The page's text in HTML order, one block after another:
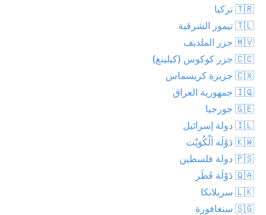
🇹🇷 تركيا
🇹🇱 تيمور الشرقية
🇲🇻 جزر الملديف
🇨🇨 جزر كوكوس (كيلينغ)
🇨🇽 جزيرة كريسماس
🇮🇶 جمهورية العراق
🇬🇪 جورجيا
🇮🇱 دولة إسرائيل
🇰🇼 دَوْلَة اَلْكُوَيْت
🇵🇸 دولة فلسطين
🇶🇦 دَوْلَة قَطَر
🇱🇰 سريلانكا
🇸🇬 سنغافورة